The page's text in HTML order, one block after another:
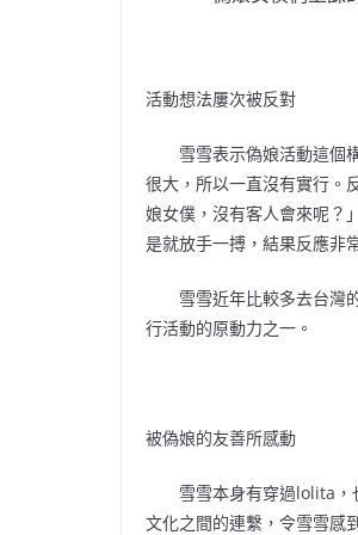
活動想法屢次被反對
雪雪表示偽娘活動這個構
很大，所以一直沒有實行。
娘女僕，沒有客人會來呢？
是就放手一搏，結果反應非
雪雪近年比較多去台灣的
行活動的原動力之一。
被偽娘的友善所感動
雪雪本身有穿過lolita，也
文化之間的連繫，令雪雪感